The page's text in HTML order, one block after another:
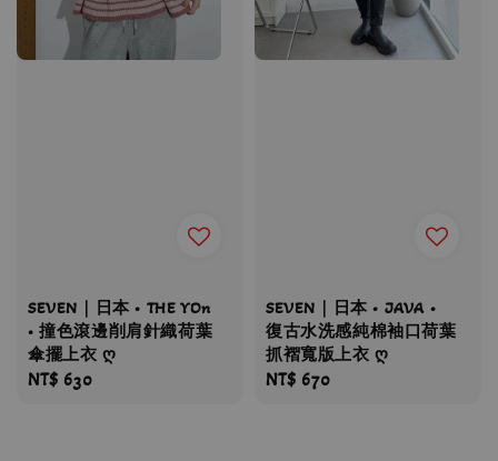
SEVEN｜日本 • THE YOn
• 撞色滾邊削肩針織荷葉
傘擺上衣 ღ
Regular
NT$ 630
SEVEN｜日本 • JAVA •
復古水洗感純棉袖口荷葉
抓褶寬版上衣 ღ
Regular
NT$ 670